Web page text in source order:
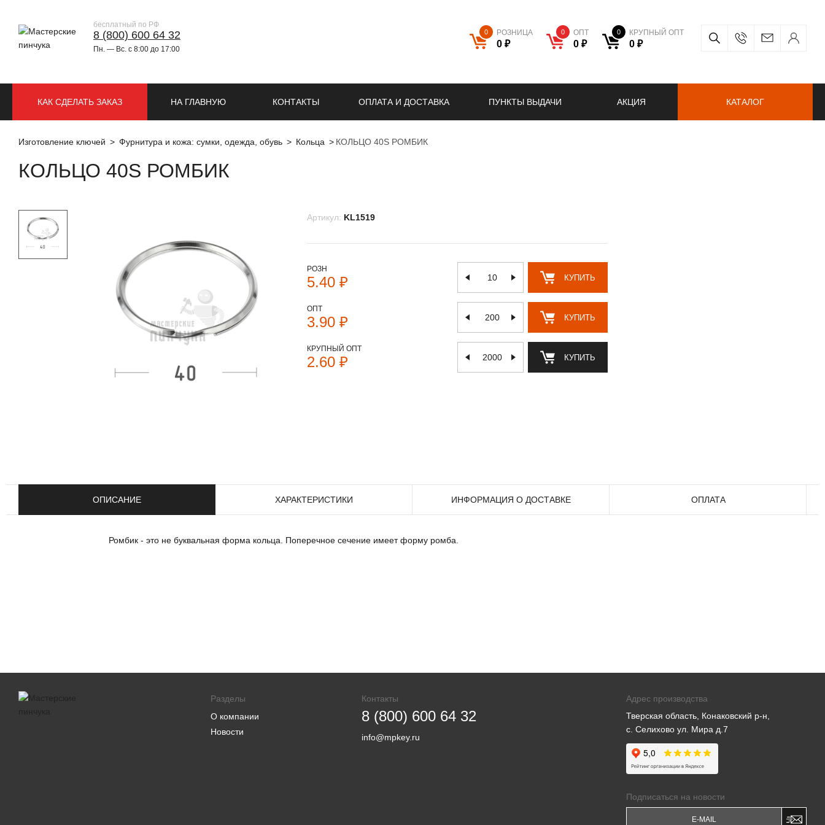
бесплатный по РФ
8 (800) 600 64 32
Пн. — Вс. с 8:00 до 17:00
0 РОЗНИЦА
0 ₽
0 ОПТ
0 ₽
0 КРУПНЫЙ ОПТ
0 ₽
НА ГЛАВНУЮ КОНТАКТЫ ОПЛАТА И ДОСТАВКА ПУНКТЫ ВЫДАЧИ АКЦИЯ
КАК СДЕЛАТЬ ЗАКАЗ КАТАЛОГ
Изготовление ключей Фурнитура и кожа: сумки, одежда, обувь Кольца КОЛЬЦО 40S РОМБИК
КОЛЬЦО 40S РОМБИК
Артикул: KL1519
РОЗН
5.40 ₽ КУПИТЬ
ОПТ
3.90 ₽ КУПИТЬ
КРУПНЫЙ ОПТ
2.60 ₽ КУПИТЬ
ОПИСАНИЕ ХАРАКТЕРИСТИКИ ИНФОРМАЦИЯ О ДОСТАВКЕ ОПЛАТА
Ромбик - это не буквальная форма кольца. Поперечное сечение имеет форму ромба.
Разделы
О компании
Новости
Контакты
8 (800) 600 64 32
info@mpkey.ru
Адрес производства
Тверская область, Конаковский р-н,
с. Селихово ул. Мира д.7
Подписаться на новости